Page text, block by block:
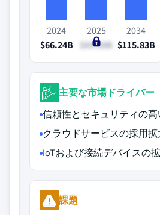
2024
$66.24B
2025
$69.68B
2034
$115.83B
主要な市場ドライバー
信頼性とセキュリティの
クラウドサービスの採用拡
IoTおよび接続デバイスの
課題